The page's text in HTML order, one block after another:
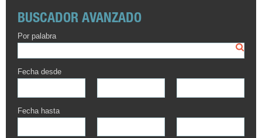
BUSCADOR AVANZADO
Por palabra
Fecha desde
Fecha hasta